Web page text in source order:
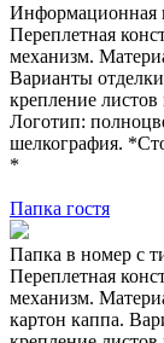
Информационная
Переплетная
механизм.
Варианты
крепление
Логотип:
шелкография.
*
Папка гостя
Папка в номер с
Переплетная
механизм.
картон каппа.